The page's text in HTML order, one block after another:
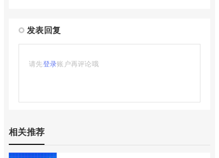
发表回复
请先登录账户再评论哦
相关推荐